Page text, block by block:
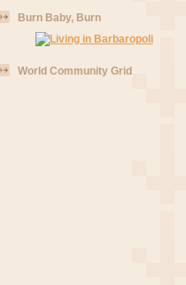
Burn Baby, Burn
World Community Grid